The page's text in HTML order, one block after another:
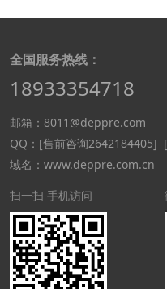
全国服务热线：
18933354718
邮箱：8011@deppre.com
QQ： [售前咨询2642184405]
域名：www.deppre.com.cn
扫一扫 手机访问